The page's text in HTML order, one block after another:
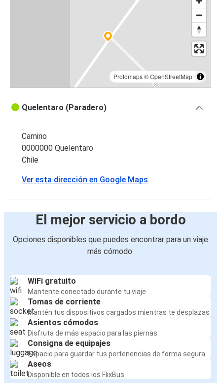
Protomaps©OpenStreetMap
Quelentaro (Paradero)
Camino
0000000 Quelentaro
Chile
Ver esta dirección en Google Maps
El mejor servicio a bordo
Opciones disponibles que puedes encontrar para un viaje
más cómodo:
WiFi gratuito
Mantente conectado durante tu viaje
Tomas de corriente
Mantén tus dispositivos cargados mientras te desplazas
Asientos cómodos
Disfruta de más espacio para las piernas
Consigna de equipajes
Espacio para guardar tus pertenencias de forma segura
Aseos
Disponible en todos los FlixBus